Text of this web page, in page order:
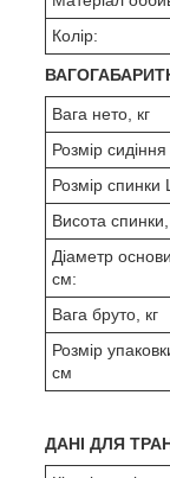
Колір:
Вага нето, кг
Розмір
Розмір
Висота
Діаметр основи
см:
Вага бруто, кг
Розмір
см
ДАНІ ДЛЯ